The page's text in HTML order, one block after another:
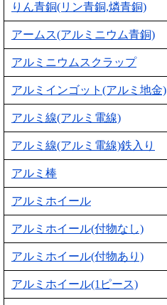
りん青銅(リン青銅,燐青銅)
アームス(アルミニウム青銅)
アルミニウムスクラップ
アルミインゴット(アルミ地金)
アルミ線(アルミ電線)
アルミ線(アルミ電線)鉄入り
アルミ棒
アルミホイール
アルミホイール(付物なし)
アルミホイール(付物あり)
アルミホイール(1ピース)